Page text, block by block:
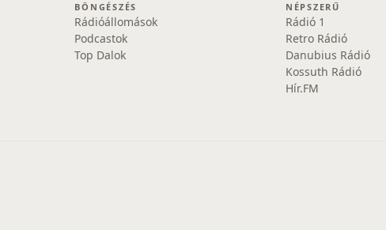
BÖNGÉSZÉS
Rádióállomások
Podcastok
Top Dalok
NÉPSZERŰ
Rádió 1
Retro Rádió
Danubius Rádió
Kossuth Rádió
Hír.FM